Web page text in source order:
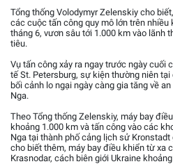
Tổng thống Volodymyr Zelenskiy cho
các cuộc tấn công quy mô lớn trên nhiều
tháng 6, vươn sâu tới 1.000 km vào lãnh
tiêu.
Vụ tấn công xảy ra ngay trước ngày cuối
tế St. Petersburg, sự kiện thường niên
bối cảnh lo ngại ngày càng gia tăng về
Nga.
Theo Tổng thống Zelenskiy, máy bay
khoảng 1.000 km và tấn công vào các
Nga tại thành phố cảng lịch sử Kronstadt
cho biết thêm, máy bay điều khiển từ xa
Krasnodar, cách biên giới Ukraine